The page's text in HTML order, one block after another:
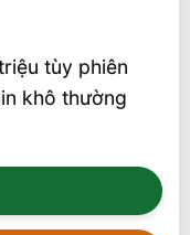
tùy phiên
khô thường